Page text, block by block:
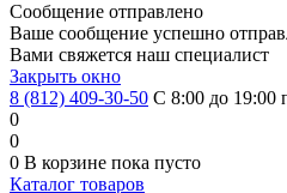
Сообщение отправлено
Ваше сообщение успешно
Вами свяжется наш специалист
Закрыть окно
8 (812) 409-30-50 С 8:00 до
0
0
0 В корзине пока пусто
Каталог товаров